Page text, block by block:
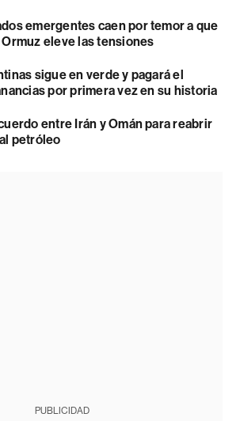
emergentes caen por temor a que
eleve las tensiones
sigue en verde y pagará el
por primera vez en su historia
entre Irán y Omán para reabrir
petróleo
PUBLICIDAD